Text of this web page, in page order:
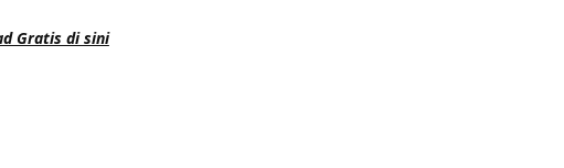
Gratis di sini